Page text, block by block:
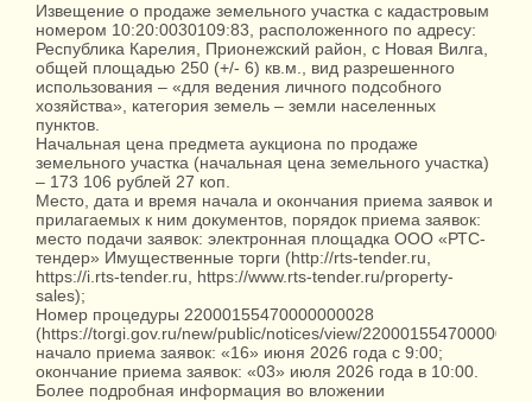
Извещение о продаже земельного участка с кадастровым
номером 10:20:0030109:83, расположенного по адресу:
Республика Карелия, Прионежский район, с Новая Вилга,
общей площадью 250 (+/- 6) кв.м., вид разрешенного
использования – «для ведения личного подсобного
хозяйства», категория земель – земли населенных
пунктов.
Начальная цена предмета аукциона по продаже
земельного участка (начальная цена земельного участка)
– 173 106 рублей 27 коп.
Место, дата и время начала и окончания приема заявок и
прилагаемых к ним документов, порядок приема заявок:
место подачи заявок: электронная площадка ООО «РТС-
тендер» Имущественные торги (http://rts-tender.ru,
https://i.rts-tender.ru, https://www.rts-tender.ru/property-
sales);
Номер процедуры 22000155470000000028
(https://torgi.gov.ru/new/public/notices/view/
начало приема заявок: «16» июня 2026 года с 9:00;
окончание приема заявок: «03» июля 2026 года в 10:00.
Более подробная информация во вложении